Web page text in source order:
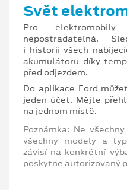
Svět
Pro
nepostradatelná.
i historii všech
akumulátoru díky
před odjezdem.
Do aplikace Ford
jeden účet. Mějte
na jednom místě.
Poznámka: Ne
všechny modely a
závisí na konkrétní
poskytne autorizovaný